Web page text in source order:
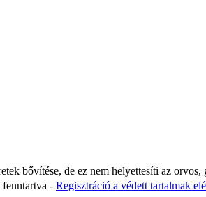
bővítése, de ez nem helyettesíti az orvos,
- Regisztráció a védett tartalmak